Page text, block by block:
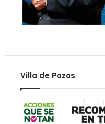
Villa de Pozos